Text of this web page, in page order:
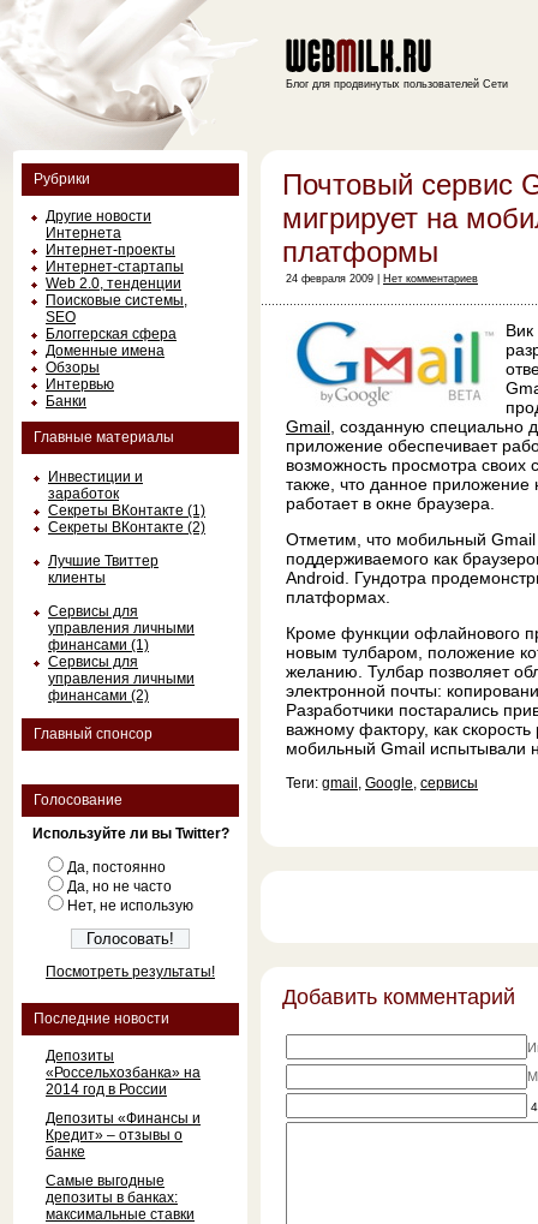
Рубрики
Другие новости
Интернета
Интернет-проекты
Интернет-стартапы
Web 2.0, тенденции
Поисковые системы,
SEO
Блоггерская сфера
Доменные имена
Обзоры
Интервью
Банки
Главные материалы
Инвестиции и
заработок
Секреты ВКонтакте (1)
Секреты ВКонтакте (2)
Лучшие Твиттер
клиенты
Сервисы для
управления личными
финансами (1)
Сервисы для
управления личными
финансами (2)
Главный спонсор
Голосование
Используйте ли вы Twitter?
Да, постоянно
Да, но не часто
Нет, не использую
Посмотреть результаты!
Последние новости
Депозиты
«Россельхозбанка» на
2014 год в России
Депозиты «Финансы и
Кредит» – отзывы о
банке
Самые выгодные
депозиты в банках:
максимальные ставки
Блог для продвинутых пользователей Сети
Почтовый сервис
мигрирует на
платформы
24 февраля 2009 | Нет комментариев
Вик
Gmail , созданную
приложение обеспечивает
возможность просмотра
также, что данное приложение
работает в окне браузера.
Отметим, что мобильный Gmail
поддерживаемого как
Android. Гундотра
платформах.
Кроме функции офлайнового
новым тулбаром, положение
желанию. Тулбар позволяет
электронной почты:
Разработчики постарались
важному фактору, как
мобильный Gmail испытывали
Теги: gmail , Google, сервисы
Добавить комментарий